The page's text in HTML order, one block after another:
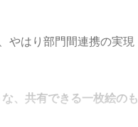
やはり部門間連携の実現
、共有できる一枚絵のも